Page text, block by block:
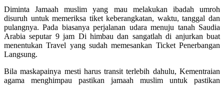
Diminta Jamaah muslim yang mau melakukan ibadah umroh
disuruh untuk memeriksa tiket keberangkatan, waktu, tanggal dan
pulangnya. Pada biasanya perjalanan udara menuju tanah Saudia
Arabia seputar 9 jam Di himbau dan sangatlah di anjurkan buat
menentukan Travel yang sudah memesankan Ticket Penerbangan
Langsung.
Bila maskapainya mesti harus transit terlebih dahulu, Kementraian
agama menghimpau pastikan jamaah muslim untuk pastikan